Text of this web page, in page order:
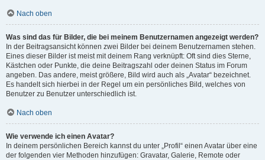
Nach oben
Was sind das für Bilder, die bei meinem Benutzernamen angezeigt werden?
In der Beitragsansicht können zwei Bilder bei deinem Benutzernamen stehen.
Eines dieser Bilder ist meist mit deinem Rang verknüpft: Oft sind dies Sterne,
Kästchen oder Punkte, die deine Beitragszahl oder deinen Status im Forum
angeben. Das andere, meist größere, Bild wird auch als „Avatar“ bezeichnet.
Es handelt sich hierbei in der Regel um ein persönliches Bild, welches von
Benutzer zu Benutzer unterschiedlich ist.
Nach oben
Wie verwende ich einen Avatar?
In deinem persönlichen Bereich kannst du unter „Profil“ einen Avatar über eine
der folgenden vier Methoden hinzufügen: Gravatar, Galerie, Remote oder